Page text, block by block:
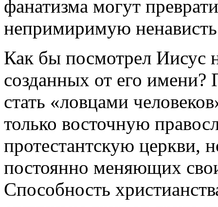
фанатизма могут
непримиримую
Как бы посмотрел Иисус
созданных от его
стать «ловцами
только восточную
протестантскую церкви,
постоянно меняющих
Способность